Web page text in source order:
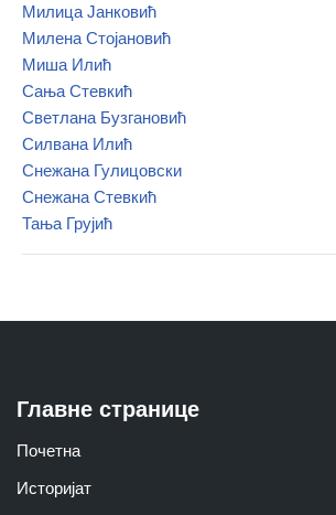
Милица Јанковић
Милена Стојановић
Миша Илић
Сања Стевкић
Светлана Бузгановић
Силвана Илић
Снежана Гулицовски
Снежана Стевкић
Тања Грујић
Главне странице
Почетна
Историјат